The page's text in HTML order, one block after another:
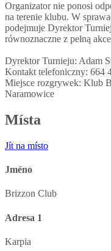
Organizator nie ponosi
na terenie klubu. W
podejmuje Dyrektor
równoznaczne z pełną
Dyrektor Turnieju: Adam
Kontakt telefoniczny: 664
Miejsce rozgrywek: Klub
Naramowice
Místa
Jít na místo
Jméno
Brizzon Club
Adresa 1
Karpia